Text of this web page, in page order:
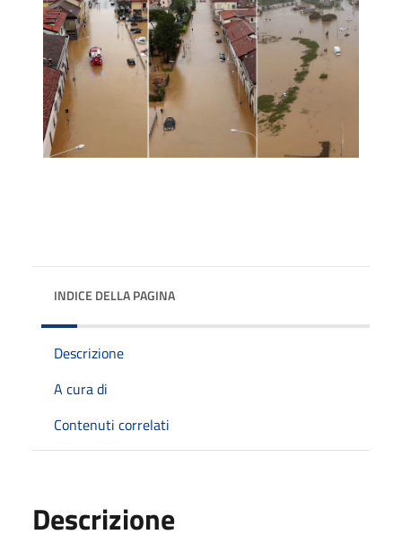
INDICE DELLA PAGINA
Descrizione
A cura di
Contenuti correlati
Descrizione